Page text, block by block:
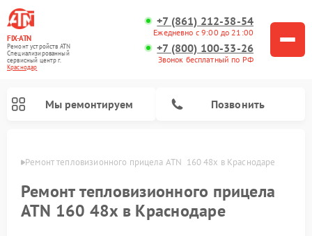
FIX-ATN
Ремонт устройств ATN
Специализированный
cервисный центр г.
Краснодар
+7 (861) 212-38-54
Ежедневно с 9:00 до 21:00
+7 (800) 100-33-26
Звонок бесплатный по РФ
Мы ремонтируем Позвонить
Ремонт тепловизионного прицела ATN  160 48x в Краснодаре
Ремонт тепловизионного прицела
ATN 160 48x в Краснодаре